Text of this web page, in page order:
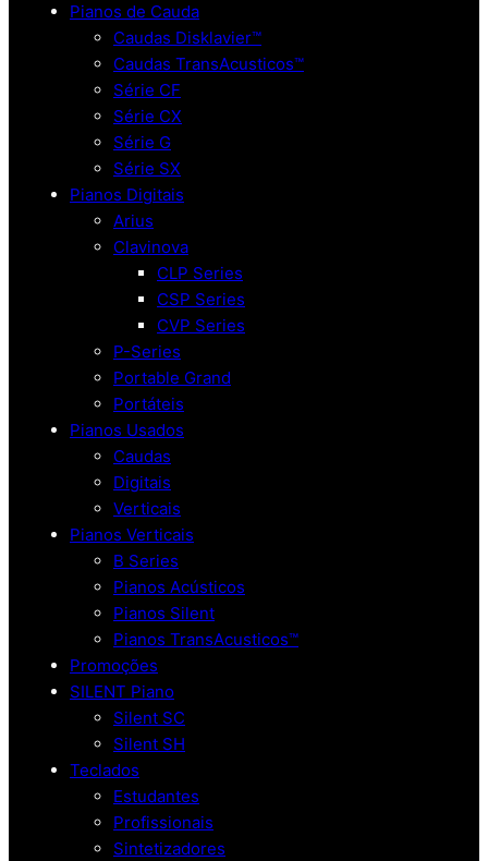
Pianos de Cauda
Caudas Disklavier™
Caudas TransAcusticos™
Série CF
Série CX
Série G
Série SX
Pianos Digitais
Arius
Clavinova
CLP Series
CSP Series
CVP Series
P-Series
Portable Grand
Portáteis
Pianos Usados
Caudas
Digitais
Verticais
Pianos Verticais
B Series
Pianos Acústicos
Pianos Silent
Pianos TransAcusticos™
Promoções
SILENT Piano
Silent SC
Silent SH
Teclados
Estudantes
Profissionais
Sintetizadores